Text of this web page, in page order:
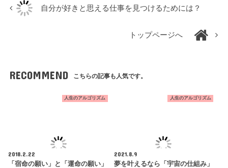
自分が好きと思える仕事を見つけるためには？
トップページへ
RECOMMEND こちらの記事も人気です。
人生のアルゴリズム
2018.2.22
「宿命の願い」と「運命の願い」
人生のアルゴリズム
2021.8.9
夢を叶えるなら「宇宙の仕組み」